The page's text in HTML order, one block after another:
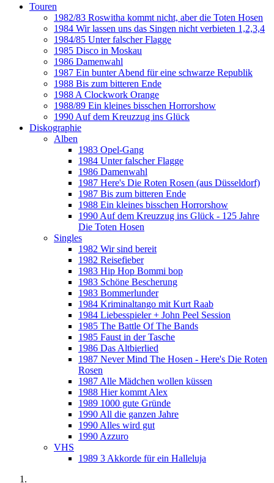
Touren
1982/83 Roswitha kommt nicht, aber die Toten Hosen
1984 Wir lassen uns das Singen nicht verbieten 1,2,3,4
1984/85 Unter falscher Flagge
1985 Disco in Moskau
1986 Damenwahl
1987 Ein bunter Abend für eine schwarze Republik
1988 Bis zum bitteren Ende
1988 A Clockwork Orange
1988/89 Ein kleines bisschen Horrorshow
1990 Auf dem Kreuzzug ins Glück
Diskographie
Alben
1983 Opel-Gang
1984 Unter falscher Flagge
1986 Damenwahl
1987 Here's Die Roten Rosen (aus Düsseldorf)
1987 Bis zum bitteren Ende
1988 Ein kleines bisschen Horrorshow
1990 Auf dem Kreuzzug ins Glück - 125 Jahre
Die Toten Hosen
Singles
1982 Wir sind bereit
1982 Reisefieber
1983 Hip Hop Bommi bop
1983 Schöne Bescherung
1983 Bommerlunder
1984 Kriminaltango mit Kurt Raab
1984 Liebesspieler + John Peel Session
1985 The Battle Of The Bands
1985 Faust in der Tasche
1986 Das Altbierlied
1987 Never Mind The Hosen - Here's Die Roten
Rosen
1987 Alle Mädchen wollen küssen
1988 Hier kommt Alex
1989 1000 gute Gründe
1990 All die ganzen Jahre
1990 Alles wird gut
1990 Azzuro
VHS
1989 3 Akkorde für ein Halleluja